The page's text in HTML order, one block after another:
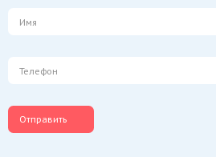
Отправить